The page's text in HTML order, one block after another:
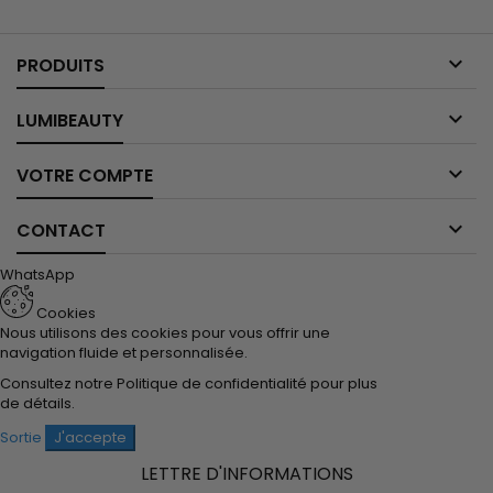
PRODUITS 
LUMIBEAUTY 
VOTRE COMPTE 
CONTACT 
WhatsApp
Cookies
Nous utilisons des cookies pour vous offrir une
navigation fluide et personnalisée.
Consultez notre Politique de confidentialité pour plus
de détails.
Sortie
J'accepte
LETTRE D'INFORMATIONS